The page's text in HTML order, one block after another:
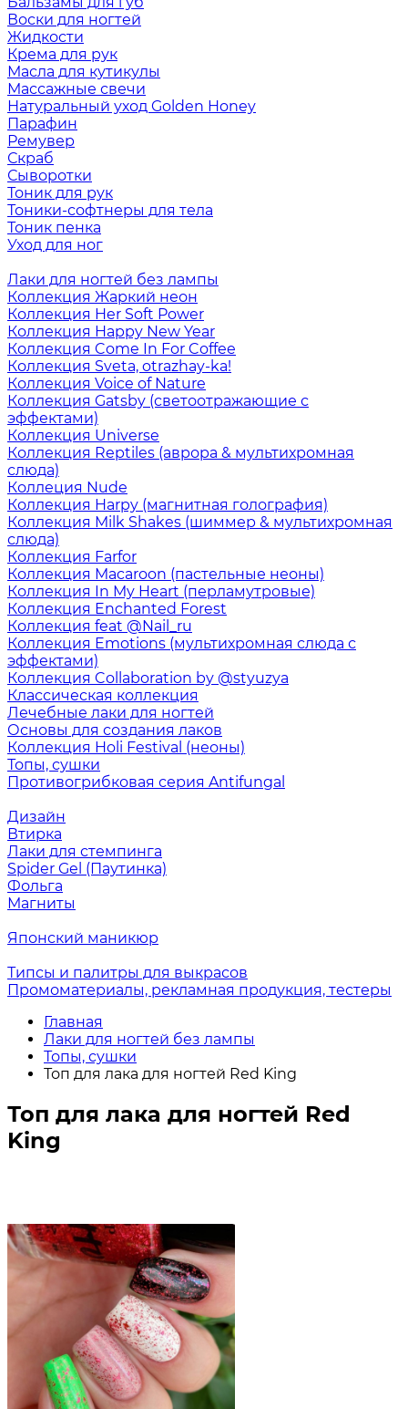
Воски для ногтей
Жидкости
Крема для рук
Масла для кутикулы
Массажные свечи
Натуральный уход Golden Honey
Парафин
Ремувер
Скраб
Сыворотки
Тоник для рук
Тоники-софтнеры для тела
Тоник пенка
Уход для ног
Лаки для ногтей без лампы
Коллекция Жаркий неон
Коллекция Her Soft Power
Коллекция Happy New Year
Коллекция Come In For Coffee
Коллекция Sveta, otrazhay-ka!
Коллекция Voice of Nature
Коллекция Gatsby (светоотражающие с
эффектами)
Коллекция Universe
Коллекция Reptiles (аврора & мультихромная
слюда)
Коллеция Nude
Коллекция Harpy (магнитная голография)
Коллекция Milk Shakes (шиммер & мультихромная
слюда)
Коллекция Farfor
Коллекция Macaroon (пастельные неоны)
Коллекция In My Heart (перламутровые)
Коллекция Enchanted Forest
Коллекция feat @Nail_ru
Коллекция Emotions (мультихромная слюда с
эффектами)
Коллекция Collaboration by @styuzya
Классическая коллекция
Лечебные лаки для ногтей
Основы для создания лаков
Коллекция Holi Festival (неоны)
Топы, сушки
Противогрибковая серия Antifungal
Дизайн
Втирка
Лаки для стемпинга
Spider Gel (Паутинка)
Фольга
Магниты
Японский маникюр
Типсы и палитры для выкрасов
Промоматериалы, рекламная продукция, тестеры
Главная
Лаки для ногтей без лампы
Топы, сушки
Топ для лака для ногтей Red King
Топ для лака для ногтей Red
King